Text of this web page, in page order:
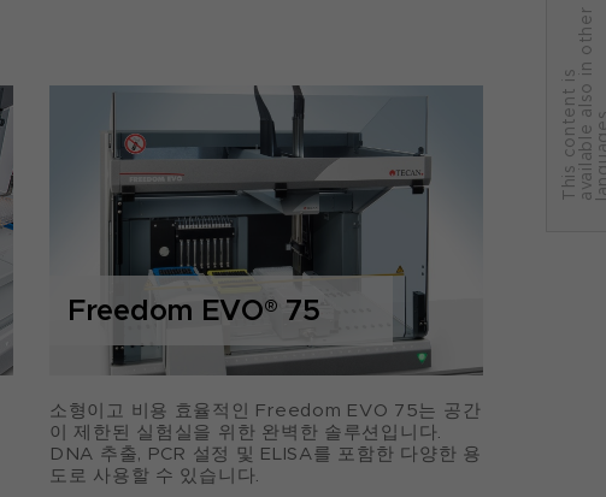
T
h
i
s
c
o
n
t
e
n
t
i
s
a
v
a
i
l
a
b
l
e
a
l
s
o
i
n
o
t
h
er
l
a
n
g
u
a
g
e
Freedom EVO® 75
소형이고 비용 효율적인 Freedom EVO 75는 공간
이 제한된 실험실을 위한 완벽한 솔루션입니다.
DNA 추출, PCR 설정 및 ELISA를 포함한 다양한 용
도로 사용할 수 있습니다.